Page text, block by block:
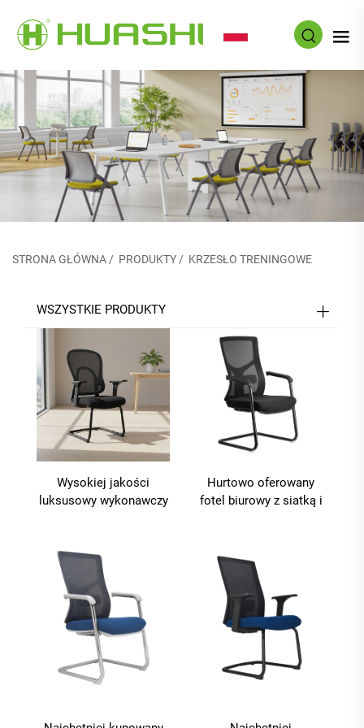
STRONA GŁÓWNA / PRODUKTY / KRZESŁO TRENINGOWE
WSZYSTKIE PRODUKTY
Wysokiej jakości
luksusowy wykonawczy
ergonomicznie, do biura
i domu, z plastikową
ramą, w nowoczesnym
stylu
Hurtowo oferowany
fotel biurowy z siatką i
gości do sali posiedzeń